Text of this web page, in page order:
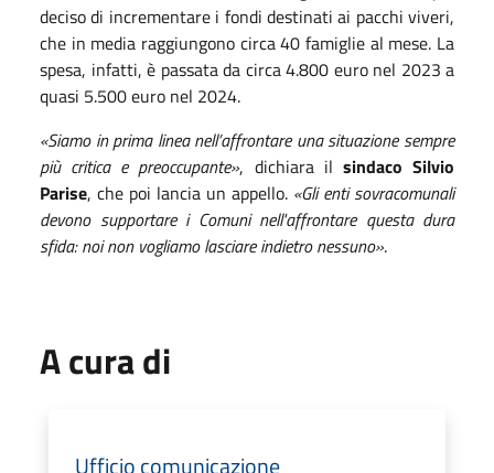
deciso di incrementare i fondi destinati ai pacchi viveri,
che in media raggiungono circa 40 famiglie al mese. La
spesa, infatti, è passata da circa 4.800 euro nel 2023 a
quasi 5.500 euro nel 2024.
«Siamo in prima linea nell’affrontare una situazione sempre
più critica e preoccupante», dichiara il sindaco Silvio
Parise, che poi lancia un appello. «Gli enti sovracomunali
devono supportare i Comuni nell'affrontare questa dura
sfida: noi non vogliamo lasciare indietro nessuno».
A cura di
Ufficio comunicazione